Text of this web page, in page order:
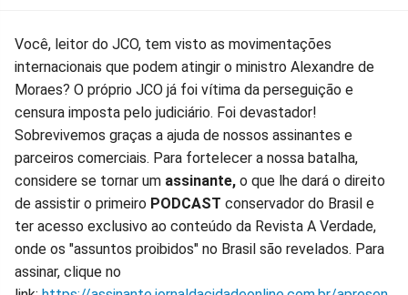
Você, leitor do JCO, tem visto as movimentações
internacionais que podem atingir o ministro Alexandre de
Moraes? O próprio JCO já foi vítima da perseguição e
censura imposta pelo judiciário. Foi devastador!
Sobrevivemos graças a ajuda de nossos assinantes e
parceiros comerciais. Para fortelecer a nossa batalha,
considere se tornar um assinante, o que lhe dará o direito
de assistir o primeiro PODCAST conservador do Brasil e
ter acesso exclusivo ao conteúdo da Revista A Verdade,
onde os "assuntos proibidos" no Brasil são revelados. Para
assinar, clique no